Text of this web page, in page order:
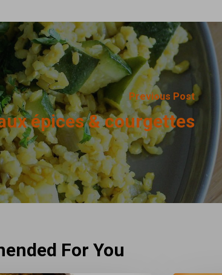
Previous Post
épices & courgettes
For You